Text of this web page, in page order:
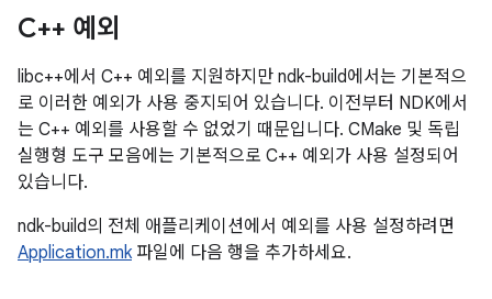
C++ 예외
libc++에서 C++ 예외를 지원하지만 ndk-build에서는 기본적으
로 이러한 예외가 사용 중지되어 있습니다. 이전부터 NDK에서
는 C++ 예외를 사용할 수 없었기 때문입니다. CMake 및 독립
실행형 도구 모음에는 기본적으로 C++ 예외가 사용 설정되어
있습니다.
ndk-build의 전체 애플리케이션에서 예외를 사용 설정하려면
Application.mk파일에 다음 행을 추가하세요.